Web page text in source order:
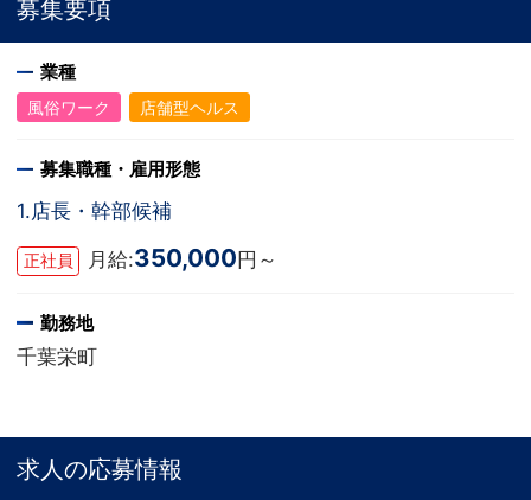
募集要項
業種
風俗ワーク 店舗型ヘルス
募集職種・雇用形態
1.店長・幹部候補
正社員 月給:350,000 円～
勤務地
千葉栄町
求人の応募情報